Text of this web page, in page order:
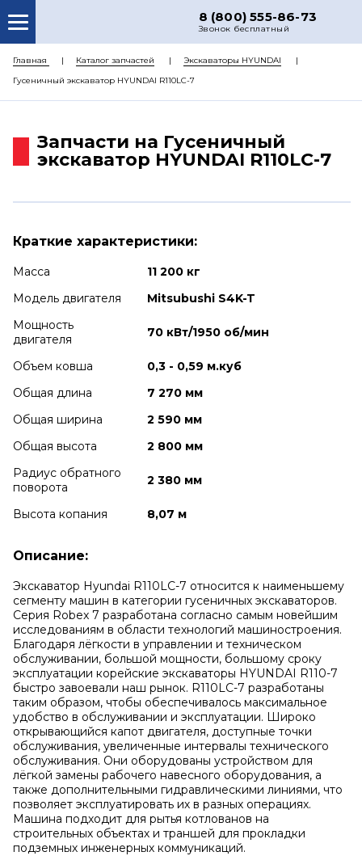
8 (800) 555-86-73
Звонок бесплатный
О НАС
КАТАЛОГ ЗАПЧАСТЕЙ
ДОСТАВКА
Главная Каталог запчастей
Экскаваторы HYUNDAI
Гусеничный экскаватор HYUNDAI R110LC-7
Запчасти на Гусеничный
экскаватор HYUNDAI R110LC-7
Краткие характеристики:
Масса
11 200 кг
Модель двигателя
Mitsubushi S4K-T
Мощность
двигателя
70 кВт/1950 об/мин
Объем ковша
0,3 - 0,59 м.куб
Общая длина
7 270 мм
Общая ширина
2 590 мм
Общая высота
2 800 мм
Радиус обратного
поворота
2 380 мм
Высота копания 8,07 м
Описание:
Экскаватор Hyundai R110LC-7 относится к наименьшему
сегменту машин в категории гусеничных экскаваторов.
Серия Robex 7 разработана согласно самым новейшим
исследованиям в области технологий машиностроения.
Благодаря лёгкости в управлении и техническом
обслуживании, большой мощности, большому сроку
эксплуатации корейские экскаваторы HYUNDAI R110-7
быстро завоевали наш рынок. R110LC-7 разработаны
таким образом, чтобы обеспечивалось максимальное
удобство в обслуживании и эксплуатации. Широко
открывающийся капот двигателя, доступные точки
обслуживания, увеличенные интервалы технического
обслуживания. Они оборудованы устройством для
лёгкой замены рабочего навесного оборудования, а
также дополнительными гидравлическими линиями, что
позволяет эксплуатировать их в разных операциях.
Машина подходит для рытья котлованов на
строительных объектах и траншей для прокладки
подземных инженерных коммуникаций.